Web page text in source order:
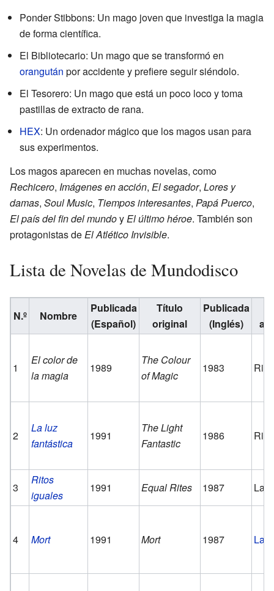
Ponder Stibbons: Un mago joven que investiga la magia
de forma científica.
El Bibliotecario: Un mago que se transformó en
orangután por accidente y prefiere seguir siéndolo.
El Tesorero: Un mago que está un poco loco y toma
pastillas de extracto de rana.
HEX: Un ordenador mágico que los magos usan para
sus experimentos.
Los magos aparecen en muchas novelas, como
Rechicero, Imágenes en acción, El segador, Lores y
damas, Soul Music, Tiempos interesantes, Papá Puerco,
El país del fin del mundoyEl último héroe. También son
protagonistas deEl Atlético Invisible.
Lista de Novelas de Mundodisco
N.º Nombre
Publicada
(Español)
Título
original
Publicada
(Inglés)
1
El color de
la magia
1989
The Colour
of Magic
1983
2
La luz
fantástica
1991
The Light
Fantastic
1986
3
Ritos
iguales
1991 Equal Rites 1987 Las
4 Mort 1991 Mort 1987 La